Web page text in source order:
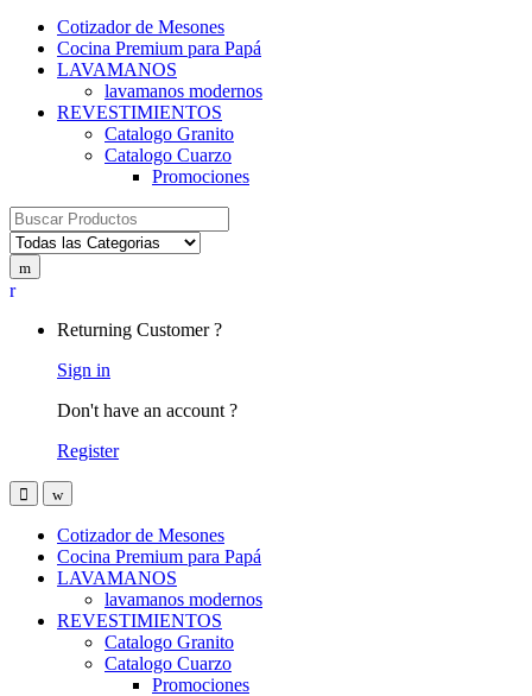
Cotizador de Mesones
Cocina Premium para Papá
LAVAMANOS
lavamanos modernos
REVESTIMIENTOS
Catalogo Granito
Catalogo Cuarzo
Promociones
Search
for:
Returning Customer ?
Sign in
Don't have an account ?
Register
Cotizador de Mesones
Cocina Premium para Papá
LAVAMANOS
lavamanos modernos
REVESTIMIENTOS
Catalogo Granito
Catalogo Cuarzo
Promociones